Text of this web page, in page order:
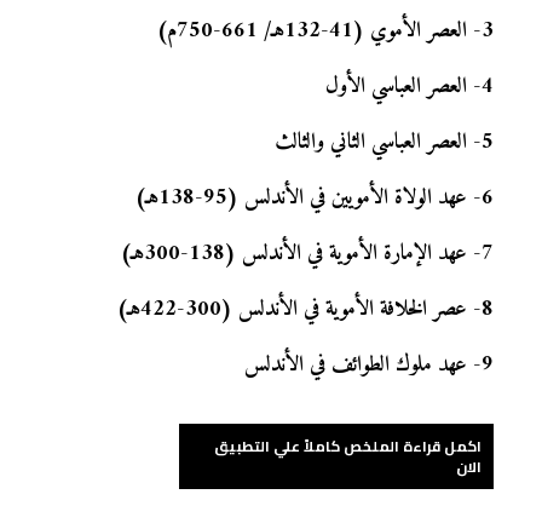
3
- العصر الأموي (41-132هـ/ 661-750م)
4
- العصر العباسي الأول
5
- العصر العباسي الثاني والثالث
6
- عهد الولاة الأمويين في الأندلس (95-138هـ)
7
- عهد الإمارة الأموية في الأندلس (138-300هـ)
8
- عصر الخلافة الأموية في الأندلس (300-422هـ)
9
- عهد ملوك الطوائف في الأندلس
اكمل قراءة الملخص كاملاً علي التطبيق
الان